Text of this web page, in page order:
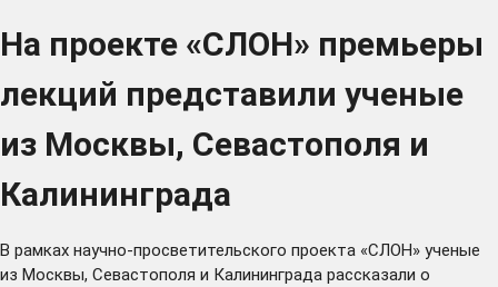
На проекте «СЛОН» премьеры
лекций представили ученые
из Москвы, Севастополя и
Калининграда
В рамках научно-просветительского проекта «СЛОН» ученые
из Москвы, Севастополя и Калининграда рассказали о